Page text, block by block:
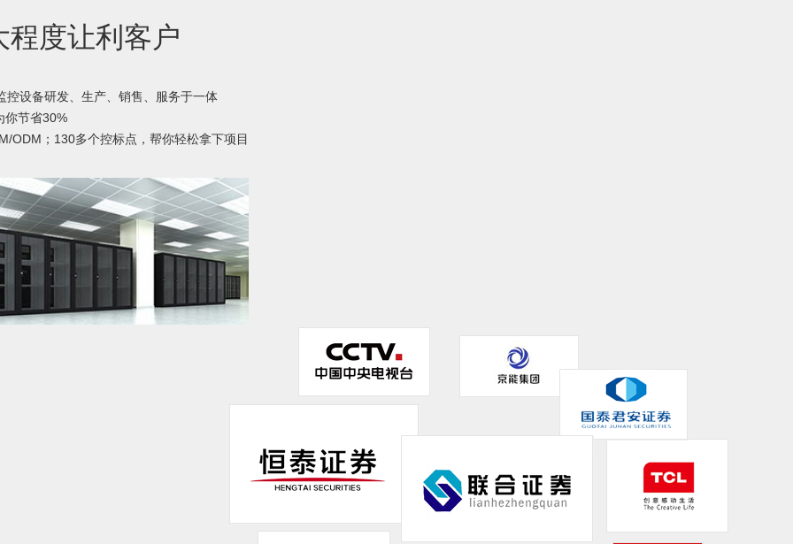
程度让利客户
设备研发、生产、销售、服务于一体
你节省30%
ODM；130多个控标点，帮你轻松拿下项目